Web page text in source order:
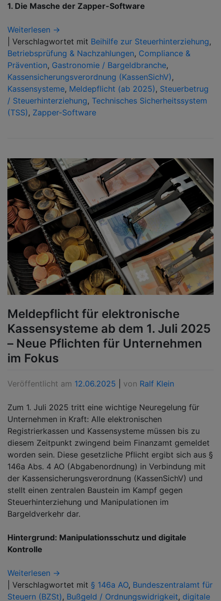
1. Die Masche der Zapper-Software
Weiterlesen →
Verschlagwortet mit Beihilfe zur Steuerhinterziehung,
Betriebsprüfung & Nachzahlungen, Compliance &
Prävention, Gastronomie / Bargeldbranche,
Kassensicherungsverordnung (KassenSichV) ,
Kassensysteme, Meldepflicht (ab 2025) , Steuerbetrug
/ Steuerhinterziehung, Technisches Sicherheitssystem
(TSS) , Zapper-Software
Meldepflicht für elektronische
Kassensysteme ab dem 1. Juli 2025
– Neue Pflichten für Unternehmen
im Fokus
Veröffentlicht am 12.06.2025 von Ralf Klein
Zum 1. Juli 2025 tritt eine wichtige Neuregelung für
Unternehmen in Kraft: Alle elektronischen
Registrierkassen und Kassensysteme müssen bis zu
diesem Zeitpunkt zwingend beim Finanzamt gemeldet
worden sein. Diese gesetzliche Pflicht ergibt sich aus §
146a Abs. 4 AO (Abgabenordnung) in Verbindung mit
der Kassensicherungsverordnung (KassenSichV) und
stellt einen zentralen Baustein im Kampf gegen
Steuerhinterziehung und Manipulationen im
Bargeldverkehr dar.
Hintergrund: Manipulationsschutz und digitale
Kontrolle
Weiterlesen →
Verschlagwortet mit § 146a AO, Bundeszentralamt für
Steuern (BZSt) , Bußgeld / Ordnungswidrigkeit, digitale